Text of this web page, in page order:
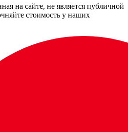
на сайте, не является публичной
стоимость у наших